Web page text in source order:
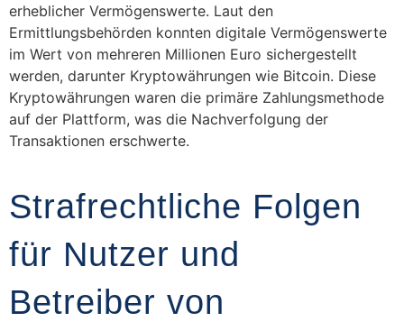
erheblicher Vermögenswerte. Laut den
Ermittlungsbehörden konnten digitale Vermögenswerte
im Wert von mehreren Millionen Euro sichergestellt
werden, darunter Kryptowährungen wie Bitcoin. Diese
Kryptowährungen waren die primäre Zahlungsmethode
auf der Plattform, was die Nachverfolgung der
Transaktionen erschwerte.
Strafrechtliche Folgen
für Nutzer und
Betreiber von